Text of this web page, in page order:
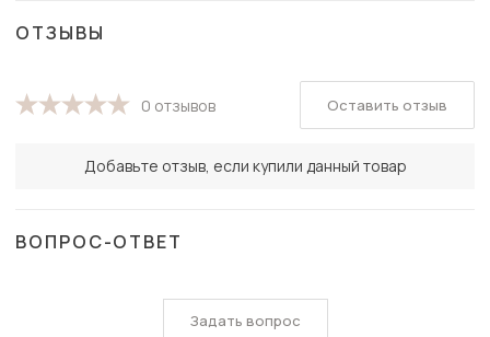
ОТЗЫВЫ
0 отзывов
Добавьте отзыв, если купили данный товар
Оставить отзыв
ВОПРОС-ОТВЕТ
Задать вопрос